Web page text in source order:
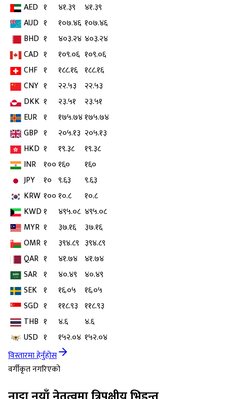
AED १ ४१.३९
४१.३९
AUD १ १०७.४६ १०७.४६
BHD १ ४०३.२४ ४०३.२४
CAD १ १०९.०६ १०९.०६
CHF १ १८८.१६ १८८.१६
CNY १ २२.५३
२२.५३
DKK १ २३.५१
२३.५१
EUR १ १७५.७४१७५.७४
GBP १ २०५.१३ २०५.१३
HKD १ १९.३८
१९.३८
INR १००१६०
१६०
JPY
१० ९.६३
९.६३
KRW १००१०.८
१०.८
KWD१ ४९५.०८ ४९५.०८
MYR १ ३७.१६
३७.१६
OMR १ ३९४.८९ ३९४.८९
QAR १ ४१.७४ ४१.७४
SAR १ ४०.४९
४०.४९
SEK १ १६.०५
१६.०५
SGD १ ११८.९३ ११८.९३
THB १ ४.६
४.६
USD १ १५२.०४ १५२.०४
विस्तारमा हेर्नुहोस
वर्गीकृत नगरिएको